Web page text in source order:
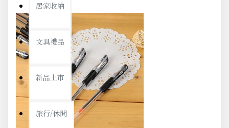
居家收納
文具禮品
新品上市
旅行/休閒